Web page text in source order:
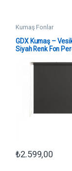
Kumaş Fonlar
GDX Kumaş –
Siyah Renk Fon
₺2.599,00